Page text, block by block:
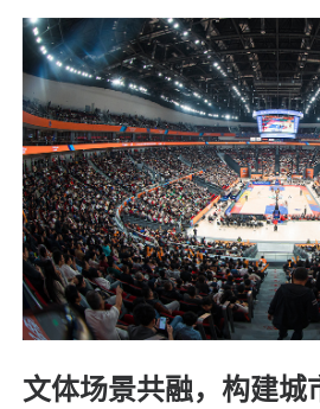
文体场景共融，构建城